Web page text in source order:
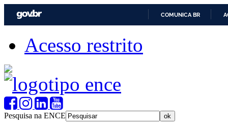
COMUNICA BR
Acesso restrito
Pesquisa na ENCE